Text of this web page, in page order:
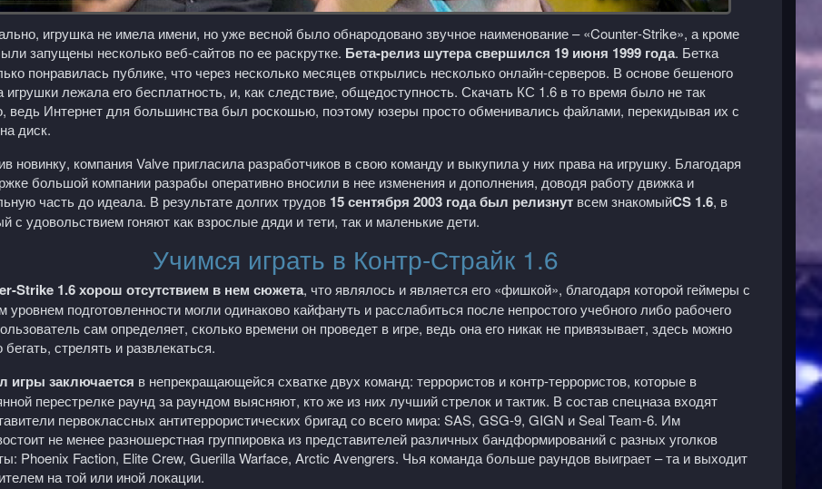
игрушка не имела имени, но уже весной было обнародовано звучное наименование – «Counter-Strike», а кроме
запущены несколько веб-сайтов по ее раскрутке. Бета-релиз шутера свершился 19 июня 1999 года. Бетка
понравилась публике, что через несколько месяцев открылись несколько онлайн-серверов. В основе бешеного
игрушки лежала его бесплатность, и, как следствие, общедоступность. Скачать КС 1.6 в то время было не так
ведь Интернет для большинства был роскошью, поэтому юзеры просто обменивались файлами, перекидывая их с
диск.
новинку, компания Valveпригласила разработчиков в свою команду и выкупила у них права на игрушку. Благодаря
большой компании разрабы оперативно вносили в нее изменения и дополнения, доводя работу движка и
часть до идеала. В результате долгих трудов 15 сентября 2003 года был релизнут всем знакомыйCS1.6, в
с удовольствием гоняют как взрослые дяди и тети, так и маленькие дети.
Учимся играть в Контр-Страйк 1.6
-Strike1.6 хорош отсутствием в нем сюжета, что являлось и является его «фишкой», благодаря которой геймеры с
уровнем подготовленности могли одинаково кайфануть и расслабиться после непростого учебного либо рабочего
сам определяет, сколько времени он проведет в игре, ведь она его никак не привязывает, здесь можно
бегать, стрелять и развлекаться.
игры заключается в непрекращающейся схватке двух команд: террористов и контр-террористов, которые в
перестрелке раунд за раундом выясняют, кто же из них лучший стрелок и тактик. В состав спецназа входят
первоклассных антитеррористических бригад со всего мира: SAS, GSG-9, GIGN и Seal Team-6. Им
не менее разношерстная группировка из представителей различных бандформирований с разных уголков
Phoenix Faction, Elite Crew, Guerilla Warface, Arctic Avengrers. Чья команда больше раундов выиграет – та и выходит
на той или иной локации.